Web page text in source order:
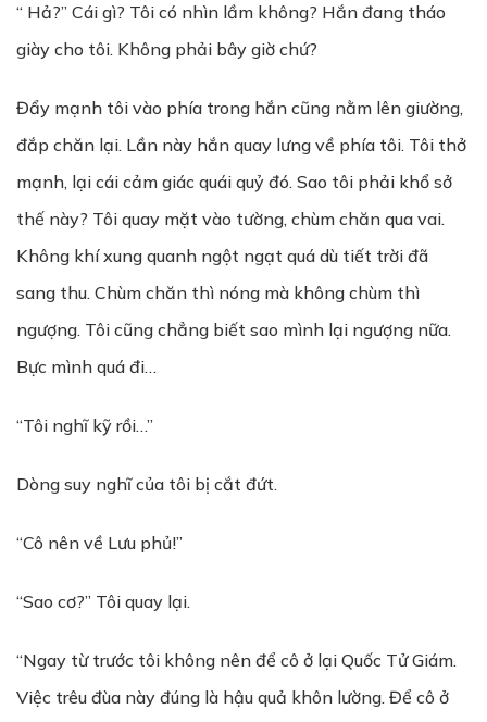
“ Hả?” Cái gì? Tôi có nhìn lầm không? Hắn đang tháo
giày cho tôi. Không phải bây giờ chứ?
Đẩy mạnh tôi vào phía trong hắn cũng nằm lên giường,
đắp chăn lại. Lần này hắn quay lưng về phía tôi. Tôi thở
mạnh, lại cái cảm giác quái quỷ đó. Sao tôi phải khổ sở
thế này? Tôi quay mặt vào tường, chùm chăn qua vai.
Không khí xung quanh ngột ngạt quá dù tiết trời đã
sang thu. Chùm chăn thì nóng mà không chùm thì
ngượng. Tôi cũng chẳng biết sao mình lại ngượng nữa.
Bực mình quá đi…
“Tôi nghĩ kỹ rồi…”
Dòng suy nghĩ của tôi bị cắt đứt.
“Cô nên về Lưu phủ!”
“Sao cơ?” Tôi quay lại.
“Ngay từ trước tôi không nên để cô ở lại Quốc Tử Giám.
Việc trêu đùa này đúng là hậu quả khôn lường. Để cô ở